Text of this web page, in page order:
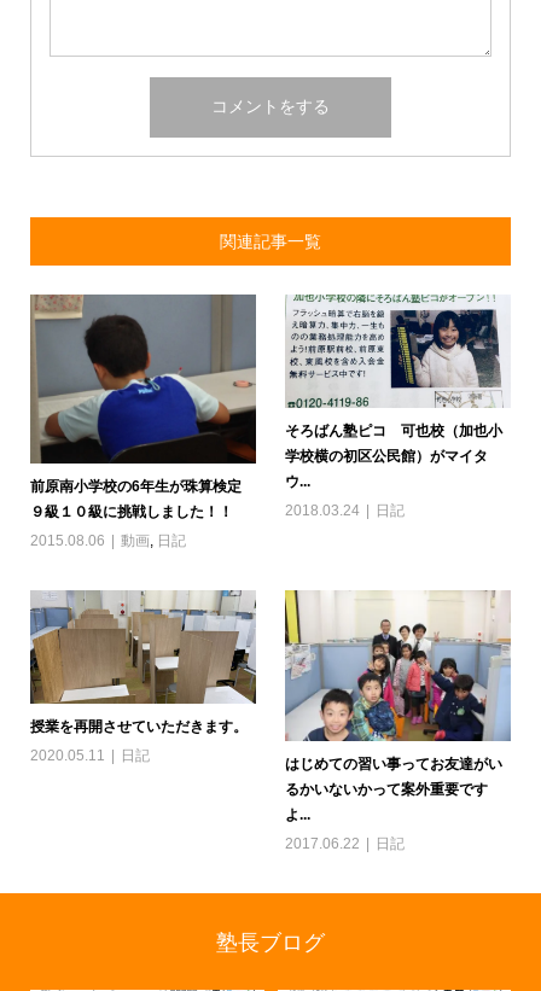
関連記事一覧
前原南小学校の6年生が珠算検定
９級１０級に挑戦しました！！
2015.08.06
動画, 日記
そろばん塾ピコ 可也校（加也小
学校横の初区公民館）がマイタ
ウ...
2018.03.24
日記
授業を再開させていただきます。
2020.05.11
日記
はじめての習い事ってお友達がい
るかいないかって案外重要です
よ...
2017.06.22
日記
塾長ブログ